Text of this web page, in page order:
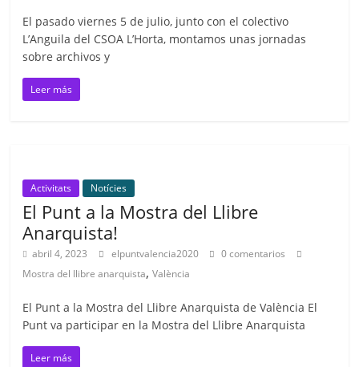
El pasado viernes 5 de julio, junto con el colectivo
L’Anguila del CSOA L’Horta, montamos unas jornadas
sobre archivos y
Leer más
Activitats Notícies
El Punt a la Mostra del Llibre
Anarquista!
abril 4, 2023 elpuntvalencia2020
0 comentarios
Mostra del llibre anarquista,València
El Punt a la Mostra del Llibre Anarquista de València El
Punt va participar en la Mostra del Llibre Anarquista
Leer más